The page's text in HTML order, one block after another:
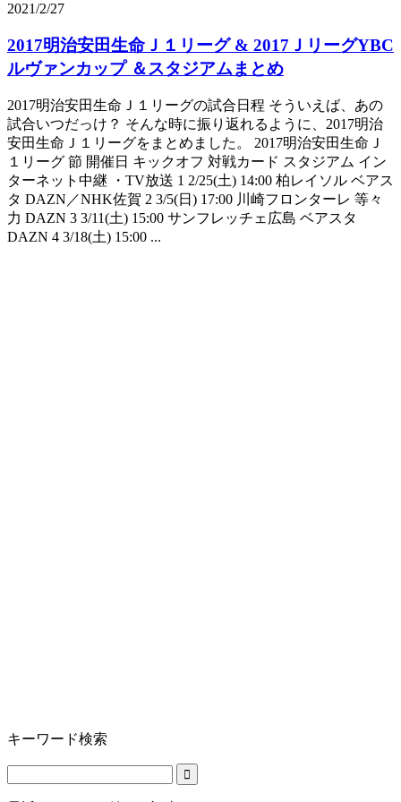
2021/2/27
2017明治安田生命Ｊ１リーグ & 2017ＪリーグYBC
ルヴァンカップ ＆スタジアムまとめ
2017明治安田生命Ｊ１リーグの試合日程 そういえば、あの
試合いつだっけ？ そんな時に振り返れるように、2017明治
安田生命Ｊ１リーグをまとめました。 2017明治安田生命Ｊ
１リーグ 節 開催日 キックオフ 対戦カード スタジアム イン
ターネット中継 ・TV放送 1 2/25(土) 14:00 柏レイソル ベアス
タ DAZN／NHK佐賀 2 3/5(日) 17:00 川崎フロンターレ 等々
力 DAZN 3 3/11(土) 15:00 サンフレッチェ広島 ベアスタ
DAZN 4 3/18(土) 15:00 ...
キーワード検索